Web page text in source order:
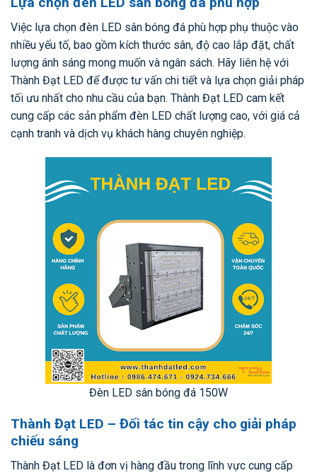
Việc lựa chọn đèn LED sân bóng đá phù hợp phụ thuộc vào
nhiều yếu tố, bao gồm kích thước sân, độ cao lắp đặt, chất
lượng ánh sáng mong muốn và ngân sách. Hãy liên hệ với
Thành Đạt LED để được tư vấn chi tiết và lựa chọn giải pháp
tối ưu nhất cho nhu cầu của bạn. Thành Đạt LED cam kết
cung cấp các sản phẩm đèn LED chất lượng cao, với giá cả
cạnh tranh và dịch vụ khách hàng chuyên nghiệp.
Đèn LED sân bóng đá 150W
Thành Đạt LED – Đối tác tin cậy cho giải pháp
chiếu sáng
Thành Đạt LED là đơn vị hàng đầu trong lĩnh vực cung cấp